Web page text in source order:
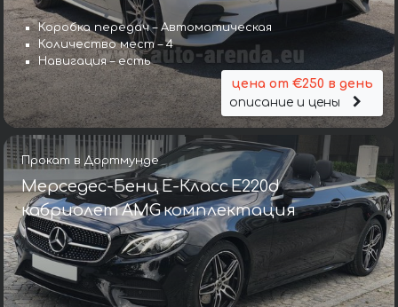
Коробка передач – Автоматическая
Количество мест – 4
Навигация – есть
цена от €250 в день
описание и цены
Прокат в Дортмунде
Мерседес-Бенц E-Класс E220d
кабриолет AMG комплектация